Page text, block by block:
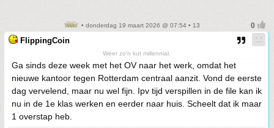
• donderdag 19 maart 2026 @ 07:54 • 13
FlippingCoin
Weer zo'n kut millennial.
Ga sinds deze week met het OV naar het werk, omdat het
nieuwe kantoor tegen Rotterdam centraal aanzit. Vond de eerste
dag vervelend, maar nu wel fijn. Ipv tijd verspillen in de file kan ik
nu in de 1e klas werken en eerder naar huis. Scheelt dat ik maar
1 overstap heb.